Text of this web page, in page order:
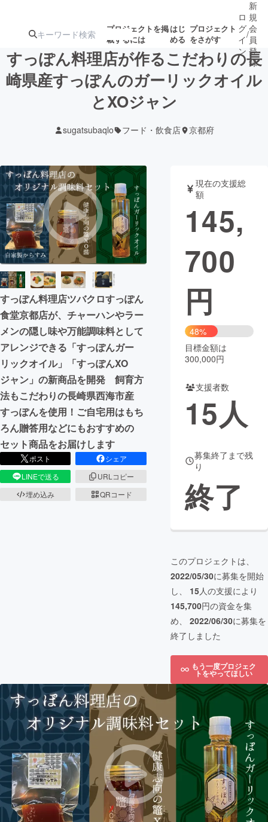
プロジェクトを掲
載するには
はじ
める
プロジェクト
をさがす
注目の新着プロ 募集終了が近いプ
テクノロジー・ガジェット
映像・映画 書籍・雑誌
ビジネス・起業 チャレンジ
まちづくり・地域活性化
CAMPFIRE for Social Good
CAMPFIRE Creation
CAMPFIREふるさと納税
コミュニティ
ロ
グ
イ
ン
/
新
規
会
員
登
録
すっぽん料理店が作るこだわりの長
崎県産すっぽんのガーリックオイル
とXOジャン
sugatsubaqlo フード・飲食店 京都府
すっぽん料理店ツバクロすっぽん
食堂京都店が、チャーハンやラー
メンの隠し味や万能調味料として
アレンジできる「すっぽんガー
リックオイル」「すっぽんXO
ジャン」の新商品を開発 飼育方
法もこだわりの長崎県西海市産
すっぽんを使用！ご自宅用はもち
ろん贈答用などにもおすすめの
セット商品をお届けします
ポスト
シェア
LINEで送る
URLコピー
埋め込み
QRコード
現在の支援総
額
145,
700
円
48%
目標金額は
300,000円
支援者数
15人
募集終了まで残
り
終了
このプロジェクトは、
2022/05/30に募集を開始
し、 15人の支援により
145,700円の資金を集
め、 2022/06/30に募集を
終了しました
もう一度プロジェク
トをやってほしい